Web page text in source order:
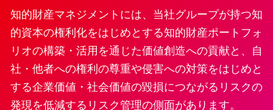
知的財産マネジメントには、当社グループが持つ知
的資本の権利化をはじめとする知的財産ポートフォ
リオの構築・活用を通じた価値創造への貢献と、自
社・他者への権利の尊重や侵害への対策をはじめと
する企業価値・社会価値の毀損につながるリスクの
発現を低減するリスク管理の側面があります。